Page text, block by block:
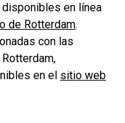
en línea
de Rotterdam.
con las
en el sitio web